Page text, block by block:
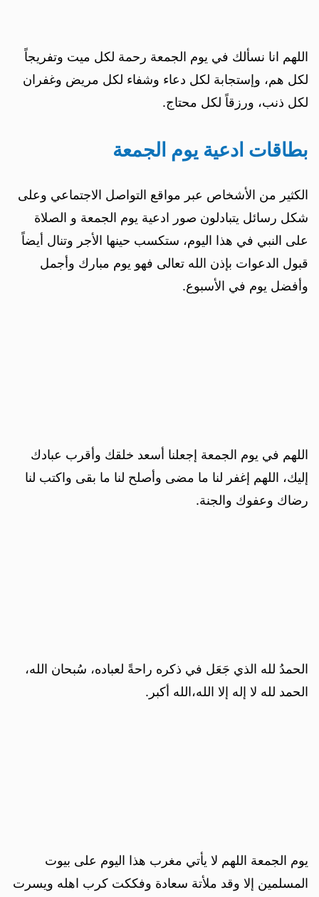
اللهم انا نسألك في يوم الجمعة رحمة لكل ميت وتفريجاً
لكل هم، وإستجابة لكل دعاء وشفاء لكل مريض وغفران
لكل ذنب، ورزقاً لكل محتاج.
بطاقات ادعية يوم الجمعة
الكثير من الأشخاص عبر مواقع التواصل الاجتماعي وعلى
شكل رسائل يتبادلون صور ادعية يوم الجمعة و الصلاة
على النبي في هذا اليوم، ستكسب حينها الأجر وتنال أيضاً
قبول الدعوات بإذن الله تعالى فهو يوم مبارك وأجمل
وأفضل يوم في الأسبوع.
اللهم في يوم الجمعة إجعلنا أسعد خلقك وأقرب عبادك
إليك، اللهم إغفر لنا ما مضى وأصلح لنا ما بقى واكتب لنا
رضاك وعفوك والجنة.
الحمدُ لله الذي جَعَل في ذكره راحةً لعباده، سُبحان الله،
الحمد لله لا إله إلا الله،الله أكبر.
يوم الجمعة اللهم لا يأتي مغرب هذا اليوم على بيوت
المسلمين إلا وقد ملأتة سعادة وفككت كرب اهله ويسرت